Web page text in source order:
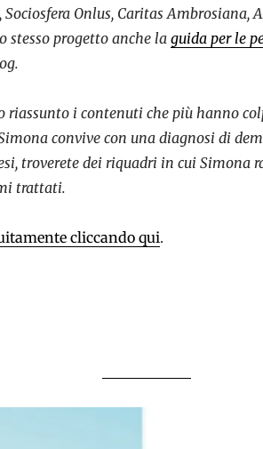
Onlus, Caritas Ambrosiana,
stesso progetto anche laguida per le
riassunto i contenuti che più hanno
convive con una diagnosi di
troverete dei riquadri in cui Simona
trattati.
cliccando qui.